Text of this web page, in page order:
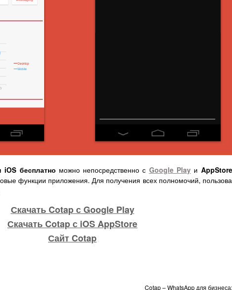
бесплатно можно непосредственно с Google Playи AppStore
функции приложения. Для получения всех полномочий,
Скачать Cotap с Google Play
Скачать Cotap с iOS AppStore
Сайт Cotap
Cotap – WhatsApp для бизнеса: